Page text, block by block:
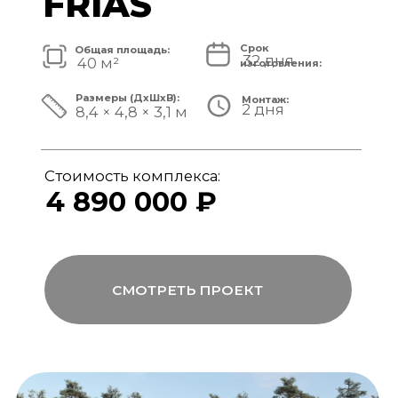
модульный банный комплекс
5 820 000 ₽
СМОТРЕТЬ ПРОЕКТ